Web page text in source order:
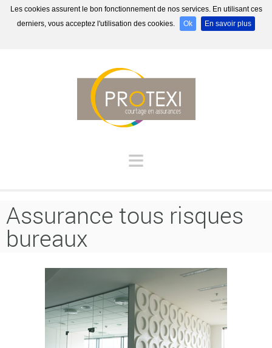
Les cookies assurent le bon fonctionnement de nos services. En utilisant ces
derniers, vous acceptez l'utilisation des cookies.
Ok En savoir plus
≡
Assurance tous risques
bureaux